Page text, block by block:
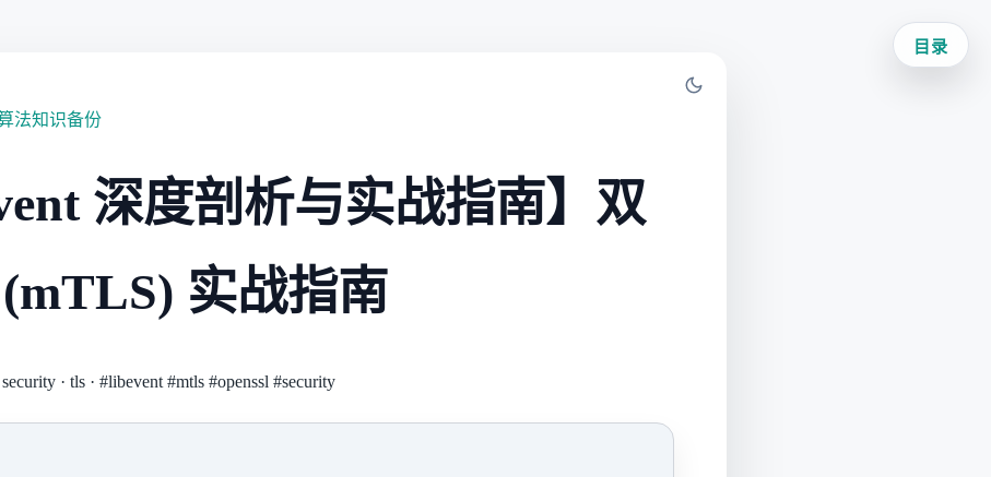
法知识备份
深度剖析与实战指南】双
实战指南
security · tls · #libevent #mtls #openssl #security
目录